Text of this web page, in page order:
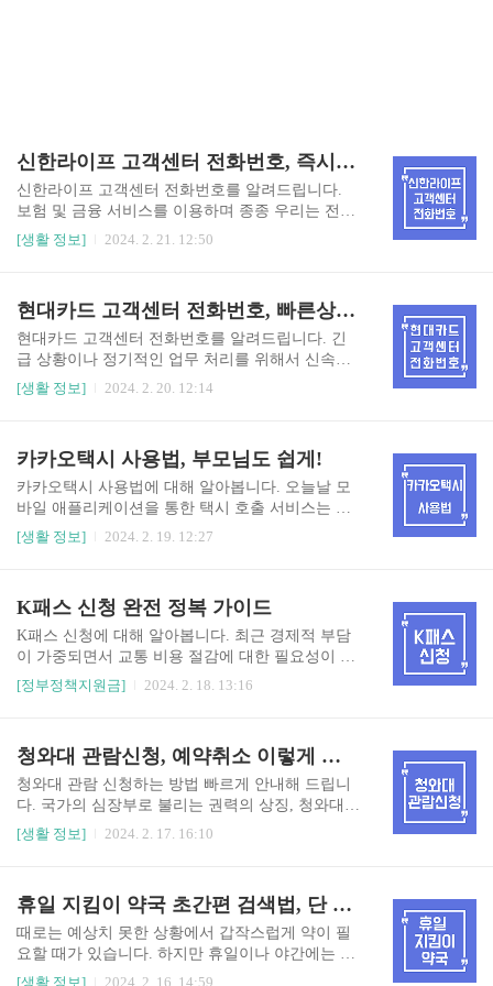
신한라이프 고객센터 전화번호, 즉시 연결 꿀팁!
신한라이프 고객센터 전화번호를 알려드립니다.
보험 및 금융 서비스를 이용하며 종종 우리는 전문
가의 조언 또는 도움이 필요할 때가 있습니다. 이번
바로가기 1. 신한라이프 고객센터 전화번호 신한라
이프 고객센터 전화번호를 안내합니다. 고객센터
를 이용하면서 업무를 효율적으로 처리하는 것은
시간을 절약하고 불필요한 스트레스를 줄일 수 있
는 좋은 방법입니다. ☎ 해외 (82 - 2 - 2131 - 3000)
서비스 내용 신한라이프 고객센터 운영시간 상담
사 ..
[생활 정보] 2024. 2. 21. 12:50
현대카드 고객센터 전화번호, 빠른상담!
현대카드 고객센터 전화번호를 알려드립니다. 긴
급 상황이나 정기적인 업무 처리를 위해서 신속하
고 정확한 정보가 필요합니다. 이 글은 현대카드 고
객센터 전화번호 및 운영시간 현대카드 고객센터
전화번호를 안내해 드립니다. 현대카드 고객센터
전화번호를 국내전용과 해외전용으로 나누어 설명
드립니다. ✅(1) [국내전용 현대카드 고객센터 전호
번호] - 아래는 현대카드 고객센터 카드 이용의 대
원, 법인회원, 가맹점, 비회원 1577 - 6000 평일 오
전 9시 - 오후 6시 거래 승인..
[생활 정보] 2024. 2. 20. 12:14
카카오택시 사용법, 부모님도 쉽게!
카카오택시 사용법에 대해 알아봅니다. 오늘날 모
바일 애플리케이션을 통한 택시 호출 서비스는 이
동의 편리성을 높여주고 있습니다. 부모님도 쉽게
예정입니다. 카카오택시를 이용하기 위해, 먼저 앱
을 설치해 주세요! [구글플레이] 카카오 T 설치하
기 [앱스토어] 카카오 T 설치하기 1. 카카오택시 사
용법 카카오택시 사용법을 동영상으로 확인하고
싶으시다면 아래 바로가기를 이용해 주세요.
[생활 정보] 2024. 2. 19. 12:27
K패스 신청 완전 정복 가이드
K패스 신청에 대해 알아봅니다. 최근 경제적 부담
이 가중되면서 교통 비용 절감에 대한 필요성이 높
아지고 있습니다. 5월부터 K패스로 교통비 20~5
로드 아래 자료는 국토교통부에서 발행한 K패스
보도자료입니다. 1. K패스 신청, K패스란? (1) K패
스란? K패스는 월 15회 이상 (최대 60회) 정기적으
로 시내버스, 지하철, GTX-A, 광역버스와 같은 대
중교통을 이용하실 경우, 지출금액의 일정비율을
을 수 있습니다. 대상 환급비율 일반인 20% 청년층
(만 19세 ..
[정부정책지원금] 2024. 2. 18. 13:16
청와대 관람신청, 예약취소 이렇게 해보세요!
청와대 관람 신청하는 방법 빠르게 안내해 드립니
다. 국가의 심장부로 불리는 권력의 상징, 청와대가
시민들에게 개방된 공간으로 거듭났습니다. 서론
게 읽어주시길 바랍니다. 청와대 관람신청 바로가
기 청와대 관람신청 예약조회 1. 청와대 관람신청
방법 청와대 관람신청을 위해서는 아래 바로가기
로 이동해 주시길 바랍니다. 바로가기를 통해서 빠
[생활 정보] 2024. 2. 17. 16:10
휴일 지킴이 약국 초간편 검색법, 단 1분이면!
때로는 예상치 못한 상황에서 갑작스럽게 약이 필
요할 때가 있습니다. 하지만 휴일이나 야간에는 대
부분의 약국이 문을 닫아 당혹감을 겪을 수 있는데
[생활 정보] 2024. 2. 16. 14:59